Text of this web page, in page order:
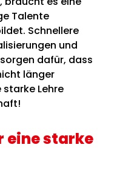
Talente
Schnellere
und
dafür, dass
länger
starke Lehre
eine starke